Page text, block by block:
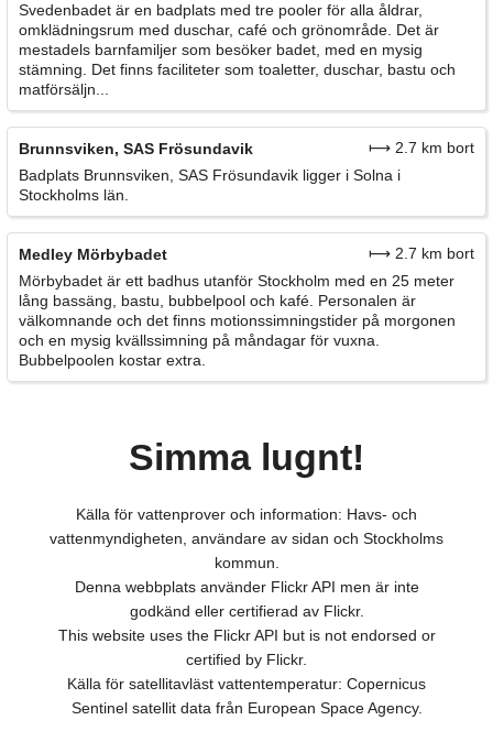
Svedenbadet är en badplats med tre pooler för alla åldrar,
omklädningsrum med duschar, café och grönområde. Det är
mestadels barnfamiljer som besöker badet, med en mysig
stämning. Det finns faciliteter som toaletter, duschar, bastu och
matförsäljn...
Brunnsviken, SAS Frösundavik
⟼ 2.7 km bort
Badplats Brunnsviken, SAS Frösundavik ligger i Solna i
Stockholms län.
Medley Mörbybadet
⟼ 2.7 km bort
Mörbybadet är ett badhus utanför Stockholm med en 25 meter
lång bassäng, bastu, bubbelpool och kafé. Personalen är
välkomnande och det finns motionssimningstider på morgonen
och en mysig kvällssimning på måndagar för vuxna.
Bubbelpoolen kostar extra.
Simma lugnt!
Källa för vattenprover och information: Havs- och
vattenmyndigheten, användare av sidan och Stockholms
kommun.
Denna webbplats använder Flickr API men är inte
godkänd eller certifierad av Flickr.
This website uses the Flickr API but is not endorsed or
certified by Flickr.
Källa för satellitavläst vattentemperatur: Copernicus
Sentinel satellit data från European Space Agency.